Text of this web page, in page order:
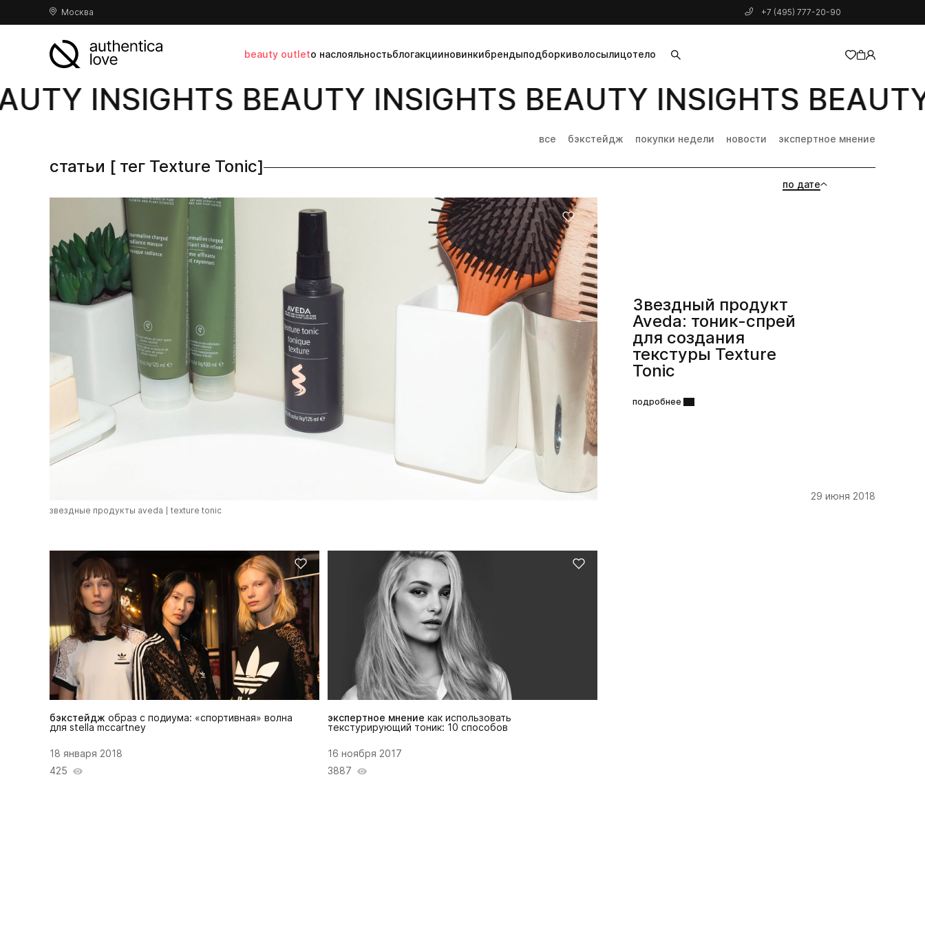
Москва +7 (495) 777-20-90
beauty outletо наслояльностьблогакцииновинкибрендыподборкиволосылицотело
добавлен в корзину
INSIGHTS BEAUTY INSIGHTS BEAUTY INSIGHTS
все бэкстейдж покупки недели новости экспертное мнение
статьи [ тег Texture Tonic]
по дате
Звездный продукт
Aveda: тоник-спрей
для создания
текстуры Texture
Tonic
подробнее
29 июня 2018
звездные продукты aveda texture tonic
бэкстейдж образ с подиума: «спортивная» волна
для stella mccartney
18 января 2018
425
экспертное мнение как использовать
текстурирующий тоник: 10 способов
16 ноября 2017
3887